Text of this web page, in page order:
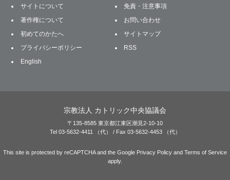
サイトについて
免責・注意事項
著作権について
お問い合わせ
初めてのかたへ
サイトマップ
プライバシーポリシー
RSS
English
宗教法人 カトリック中央協議会
〒135-8585 東京都江東区潮見2-10-10
Tel 03-5632-4411 （代） / Fax 03-5632-4453 （代）
This site is protected by reCAPTCHA and the Google Privacy Policy and Terms of Service
apply.